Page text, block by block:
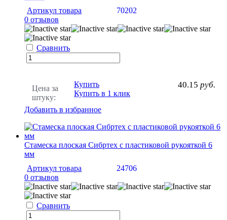
Артикул товара
70202
0 отзывов
Сравнить
Цена за
штуку:
40.15 руб.
Купить
Купить в 1 клик
Добавить в избранное
Стамеска плоская Сибртех с пластиковой рукояткой 6
мм
Артикул товара
24706
0 отзывов
Сравнить